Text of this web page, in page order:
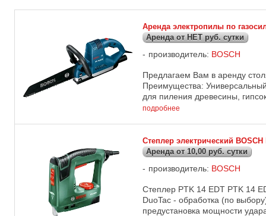
Аренда электропилы по
Аренда от НЕТ руб. сутки
производитель: BOSCH
Предлагаем Вам в аренду
Преимущества:
для пиления древесины,
подробнее
Степлер электрический BOSCH
Аренда от 10,00 руб. сутки
производитель: BOSCH
Степлер PTK 14 EDT PTK 14
DuoTac - обработка (по
предустановка мощности